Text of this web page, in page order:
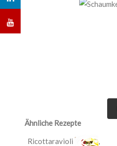
Ähnliche Rezepte
Ricottaravioli ,